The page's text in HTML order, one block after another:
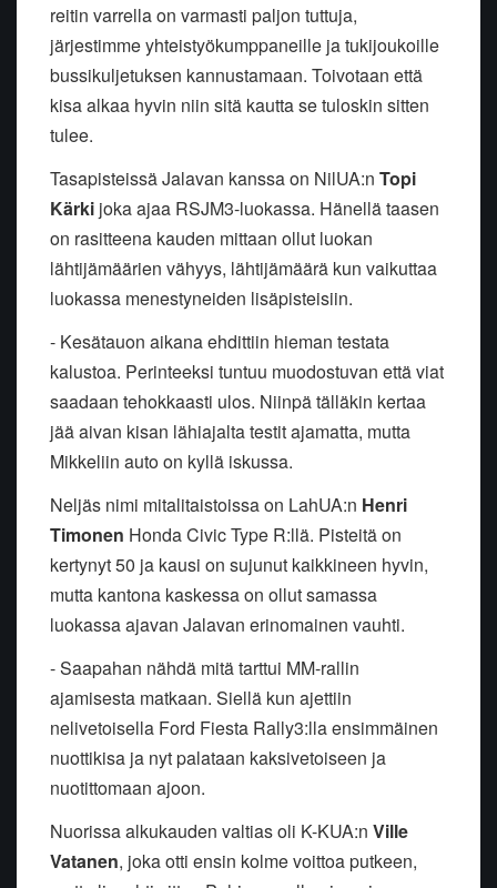
reitin varrella on varmasti paljon tuttuja,
järjestimme yhteistyökumppaneille ja tukijoukoille
bussikuljetuksen kannustamaan. Toivotaan että
kisa alkaa hyvin niin sitä kautta se tuloskin sitten
tulee.
Tasapisteissä Jalavan kanssa on NilUA:n Topi
Kärki joka ajaa RSJM3-luokassa. Hänellä taasen
on rasitteena kauden mittaan ollut luokan
lähtijämäärien vähyys, lähtijämäärä kun vaikuttaa
luokassa menestyneiden lisäpisteisiin.
- Kesätauon aikana ehdittiin hieman testata
kalustoa. Perinteeksi tuntuu muodostuvan että viat
saadaan tehokkaasti ulos. Niinpä tälläkin kertaa
jää aivan kisan lähiajalta testit ajamatta, mutta
Mikkeliin auto on kyllä iskussa.
Neljäs nimi mitalitaistoissa on LahUA:n Henri
Timonen Honda Civic Type R:llä. Pisteitä on
kertynyt 50 ja kausi on sujunut kaikkineen hyvin,
mutta kantona kaskessa on ollut samassa
luokassa ajavan Jalavan erinomainen vauhti.
- Saapahan nähdä mitä tarttui MM-rallin
ajamisesta matkaan. Siellä kun ajettiin
nelivetoisella Ford Fiesta Rally3:lla ensimmäinen
nuottikisa ja nyt palataan kaksivetoiseen ja
nuotittomaan ajoon.
Nuorissa alkukauden valtias oli K-KUA:n Ville
Vatanen, joka otti ensin kolme voittoa putkeen,